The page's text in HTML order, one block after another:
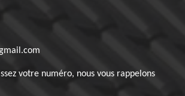
votre numéro, nous vous rappelons